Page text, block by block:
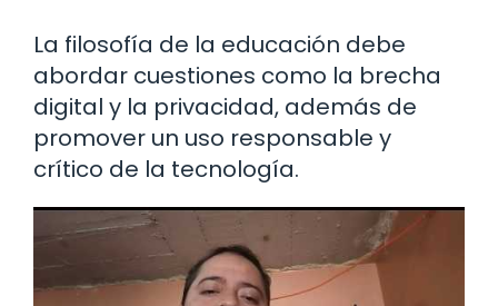
La filosofía de la educación debe
abordar cuestiones como la brecha
digital y la privacidad, además de
promover un uso responsable y
crítico de la tecnología.